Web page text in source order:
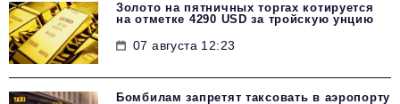
Золото на пятничных торгах котируется
на отметке 4290 USD за тройскую унцию
07 августа 12:23
Бомбилам запретят таксовать в аэропорту